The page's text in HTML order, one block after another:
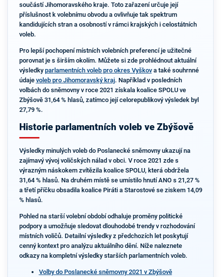
součástí Jihomoravského kraje. Toto zařazení určuje její
příslušnost k volebnímu obvodu a ovlivňuje tak spektrum
kandidujících stran a osobností v rámci krajských i celostátních
voleb.
Pro lepší pochopení místních volebních preferencí je užitečné
porovnat je s širším okolím. Můžete si zde prohlédnout aktuální
výsledky parlamentních voleb pro okres Vyškova také souhrnné
údaje voleb pro Jihomoravský kraj. Například v posledních
volbách do sněmovny v roce 2021 získala koalice SPOLU ve
Zbýšově 31,64 % hlasů, zatímco její celorepublikový výsledek byl
27,79 %.
Historie parlamentních voleb ve Zbýšově
Výsledky minulých voleb do Poslanecké sněmovny ukazují na
zajímavý vývoj voličských nálad v obci. V roce 2021 zde s
výrazným náskokem zvítězila koalice SPOLU, která obdržela
31,64 % hlasů. Na druhém místě se umístilo hnutí ANO s 21,27 %
a třetí příčku obsadila koalice Piráti a Starostové se ziskem 14,09
% hlasů.
Pohled na starší volební období odhaluje proměny politické
podpory a umožňuje sledovat dlouhodobé trendy v rozhodování
místních voličů. Detailní výsledky z předchozích let poskytují
cenný kontext pro analýzu aktuálního dění. Níže naleznete
odkazy na kompletní výsledky starších parlamentních voleb.
Volby do Poslanecké sněmovny 2021 v Zbýšově